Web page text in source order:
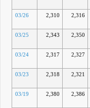
03/26
2,310 2,316
03/25 2,343 2,350
03/24 2,317 2,327
03/23 2,318 2,321
03/19 2,380 2,386